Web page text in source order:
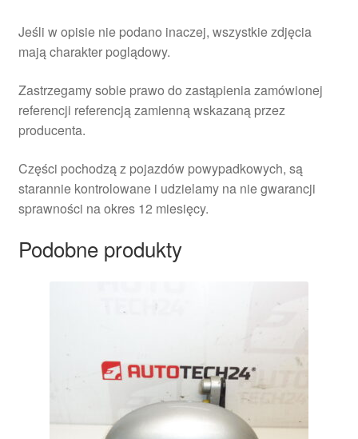
Jeśli w opisie nie podano inaczej, wszystkie zdjęcia
mają charakter poglądowy.
Zastrzegamy sobie prawo do zastąpienia zamówionej
referencji referencją zamienną wskazaną przez
producenta.
Części pochodzą z pojazdów powypadkowych, są
starannie kontrolowane i udzielamy na nie gwarancji
sprawności na okres 12 miesięcy.
Podobne produkty